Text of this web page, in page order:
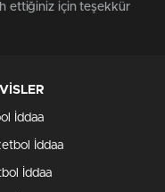
ettiğiniz için teşekkür
İddaa
İddaa
İddaa